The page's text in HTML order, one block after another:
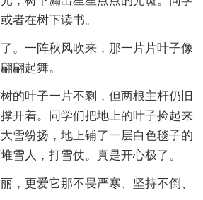
者在树下读书。
。一阵秋风吹来，那一片片叶子像
翩起舞。
的叶子一片不剩，但两根主杆仍旧
开着。同学们把地上的叶子捡起来
雪纷扬，地上铺了一层白色毯子的
雪人，打雪仗。真是开心极了。
，更爱它那不畏严寒、坚持不倒、